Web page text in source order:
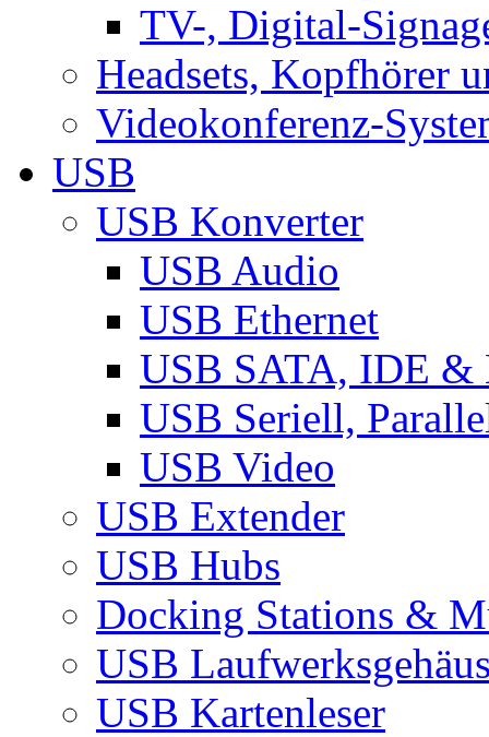
TV-, Digital-
Headsets, Kopfhörer
Videokonferenz-
USB
USB Konverter
USB Audio
USB Ethernet
USB SATA, IDE &
USB Seriell,
USB Video
USB Extender
USB Hubs
Docking Stations &
USB
USB Kartenleser